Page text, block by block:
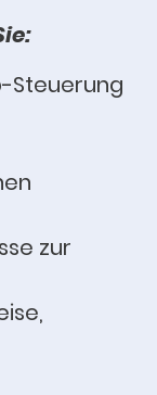
Steuerung
zur